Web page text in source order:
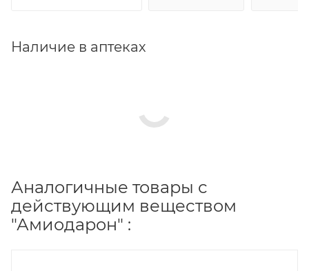
Наличие в аптеках
Аналогичные товары с
действующим веществом
"Амиодарон" :